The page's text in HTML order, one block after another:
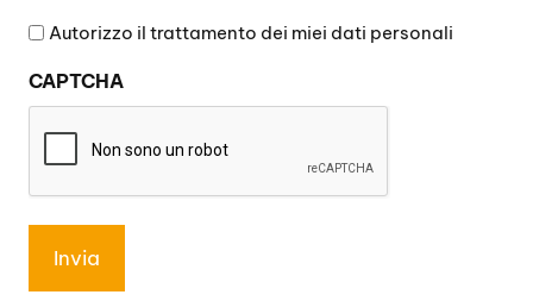
l'informativa
privacy
Autorizzo il trattamento dei miei dati personali
CAPTCHA